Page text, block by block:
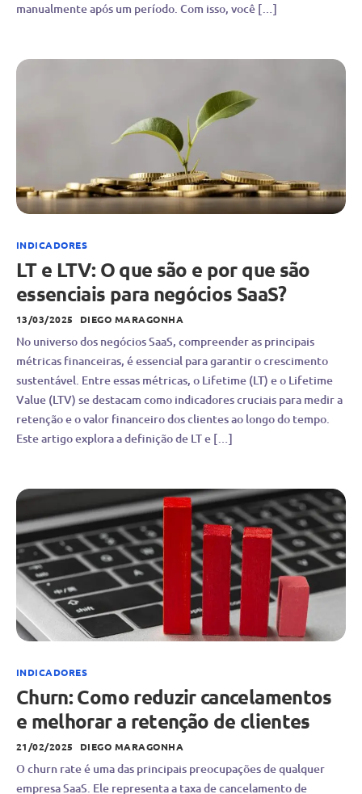
manualmente após um período. Com isso, você […]
INDICADORES
LT e LTV: O que são e por que são
essenciais para negócios SaaS?
13/03/2025 DIEGO MARAGONHA
No universo dos negócios SaaS, compreender as principais
métricas financeiras, é essencial para garantir o crescimento
sustentável. Entre essas métricas, o Lifetime (LT) e o Lifetime
Value (LTV) se destacam como indicadores cruciais para medir a
retenção e o valor financeiro dos clientes ao longo do tempo.
Este artigo explora a definição de LT e […]
INDICADORES
Churn: Como reduzir cancelamentos
e melhorar a retenção de clientes
21/02/2025 DIEGO MARAGONHA
O churn rate é uma das principais preocupações de qualquer
empresa SaaS. Ele representa a taxa de cancelamento de